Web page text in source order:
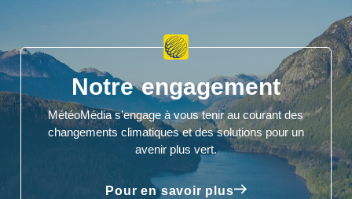
Notre engagement
MétéoMédia s’engage à vous tenir au courant des
changements climatiques et des solutions pour un
avenir plus vert.
Pour en savoir plus